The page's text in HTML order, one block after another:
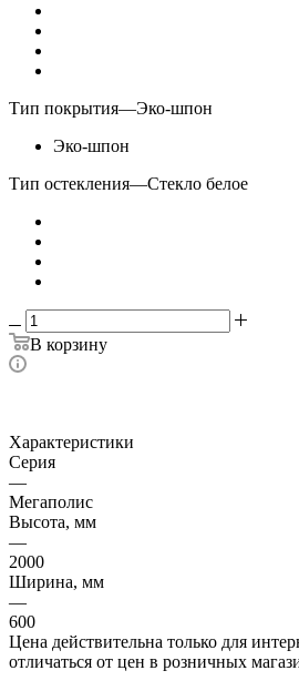
Тип покрытия—Эко-шпон
Эко-шпон
Тип остекления—Стекло белое
В корзину
Характеристики
Серия
—
Мегаполис
Высота, мм
—
2000
Ширина, мм
—
600
Цена действительна только для
отличаться от цен в розничных